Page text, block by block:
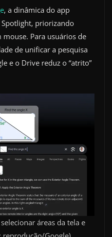
, a dinâmica do app
priorizando
mouse. Para usuários de
de unificar a pesquisa
e o Drive reduz o “atrito”
áreas da tela e